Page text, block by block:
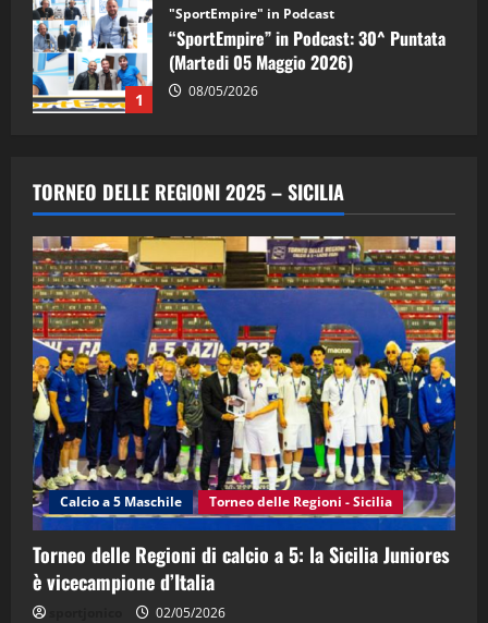
1 08/05/2026
"SportEmpire" in Podcast
“SportEmpire” in Podcast: 28^ Puntata
(Martedi 21 Aprile 2026)
21/04/2026
4
"SportEmpire" in Podcast Sport News
“SportEmpire” in Podcast: 27^ Puntata
(Martedi 14 Aprile 2026)
15/04/2026
5
"SportEmpire" in Podcast
“SportEmpire” in Podcast: 26^ Puntata
(Martedi 07 Aprile 2026)
08/04/2026
TORNEO DELLE REGIONI 2025 – SICILIA
Calcio a 5 Maschile Torneo delle Regioni - Sicilia
Torneo delle Regioni di calcio a 5: la Sicilia Juniores
è vicecampione d’Italia
02/05/2026